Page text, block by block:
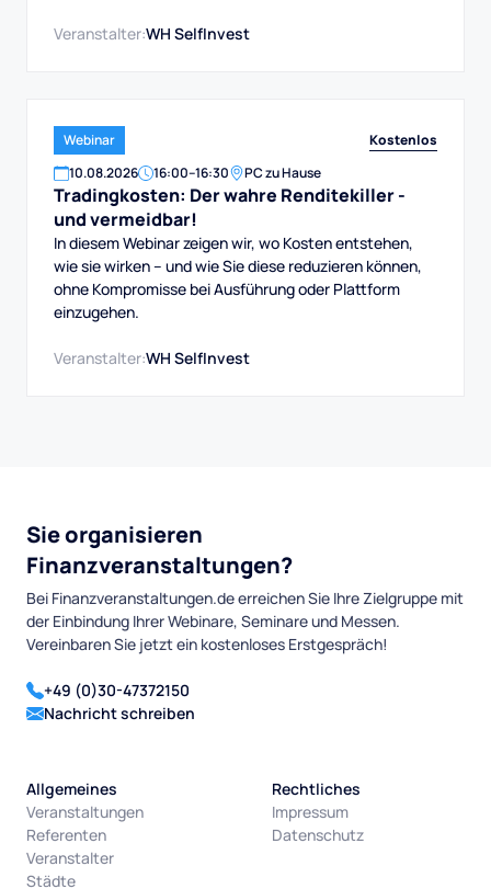
Veranstalter:WH SelfInvest
Webinar
Kostenlos
10.08.2026 16:00–16:30 PC zu Hause
Tradingkosten: Der wahre Renditekiller -
und vermeidbar!
In diesem Webinar zeigen wir, wo Kosten entstehen,
wie sie wirken – und wie Sie diese reduzieren können,
ohne Kompromisse bei Ausführung oder Plattform
einzugehen.
Veranstalter:WH SelfInvest
Sie organisieren
Finanzveranstaltungen?
Bei Finanzveranstaltungen.de erreichen Sie Ihre Zielgruppe mit
der Einbindung Ihrer Webinare, Seminare und Messen.
Vereinbaren Sie jetzt ein kostenloses Erstgespräch!
+49 (0)30-47372150
Nachricht schreiben
Allgemeines
Veranstaltungen
Referenten
Veranstalter
Städte
Rechtliches
Impressum
Datenschutz